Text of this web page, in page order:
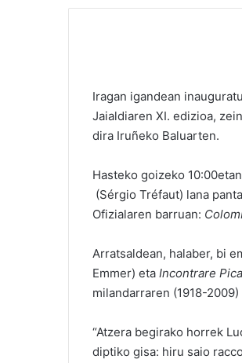
Iragan igandean
Jaialdiaren XI. edizioa,
dira Iruñeko Baluarten.
Hasteko goizeko
(Sérgio Tréfaut) lana
Ofizialaren barruan:
Arratsaldean, halaber, bi
Emmer) eta Incontrare
milandarraren (1918-
“Atzera begirako horrek
diptiko gisa: hiru saio